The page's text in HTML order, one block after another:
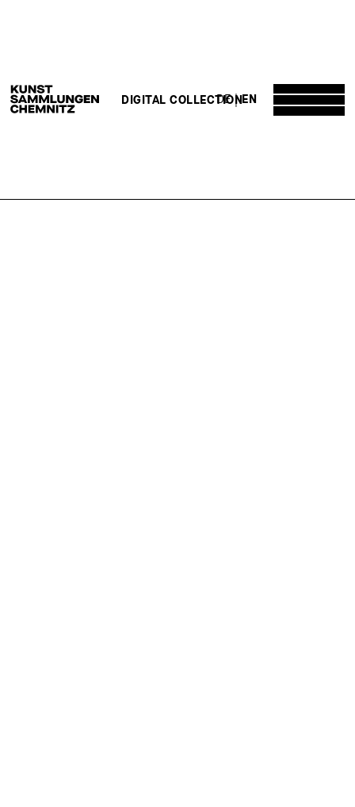
DE EN
DIGITAL COLLECTION